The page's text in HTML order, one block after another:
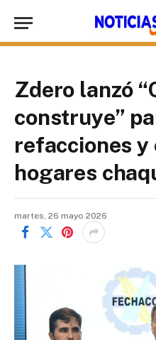
Zdero lanzó
construye”
refacciones y
hogares
martes, 26 mayo 2026